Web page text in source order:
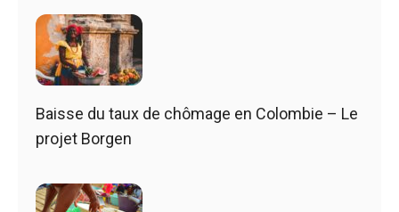
Baisse du taux de chômage en Colombie – Le
projet Borgen